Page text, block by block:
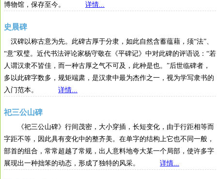
博物馆，保存至今。 详情...
史晨碑
汉碑以称古意为先。此碑古厚于分隶，如此自然含蓄蕴藉，须“法”、
“意”双璧。近代书法评论家杨守敬在《平碑记》中对此碑的评语说：“若
人谓汉隶不皆佳，而一种古厚之气不可及，此种是也。”后世临碑者，
多以此碑字数多，规矩端肃，是汉隶中最为杰作之一，视为学写隶书的
入门范本。 详情...
祀三公山碑
《祀三公山碑》行间茂密，大小穿插，长短变化，由于行距相等而
字距不等，因此具有变化中的整齐美。在单字的结构上它也不同一般，
部首的组合，常常超越了常规，出人意料地夸大某一个局部，使许多字
展现出一种拙笨的动态，形成了独特的风采。 详情...